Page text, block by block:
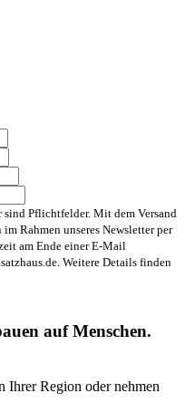
Pflichtfelder. Mit dem Versand
Rahmen unseres Newsletter per
am Ende einer E-Mail
Weitere Details finden
auf Menschen.
Ihrer Region oder nehmen